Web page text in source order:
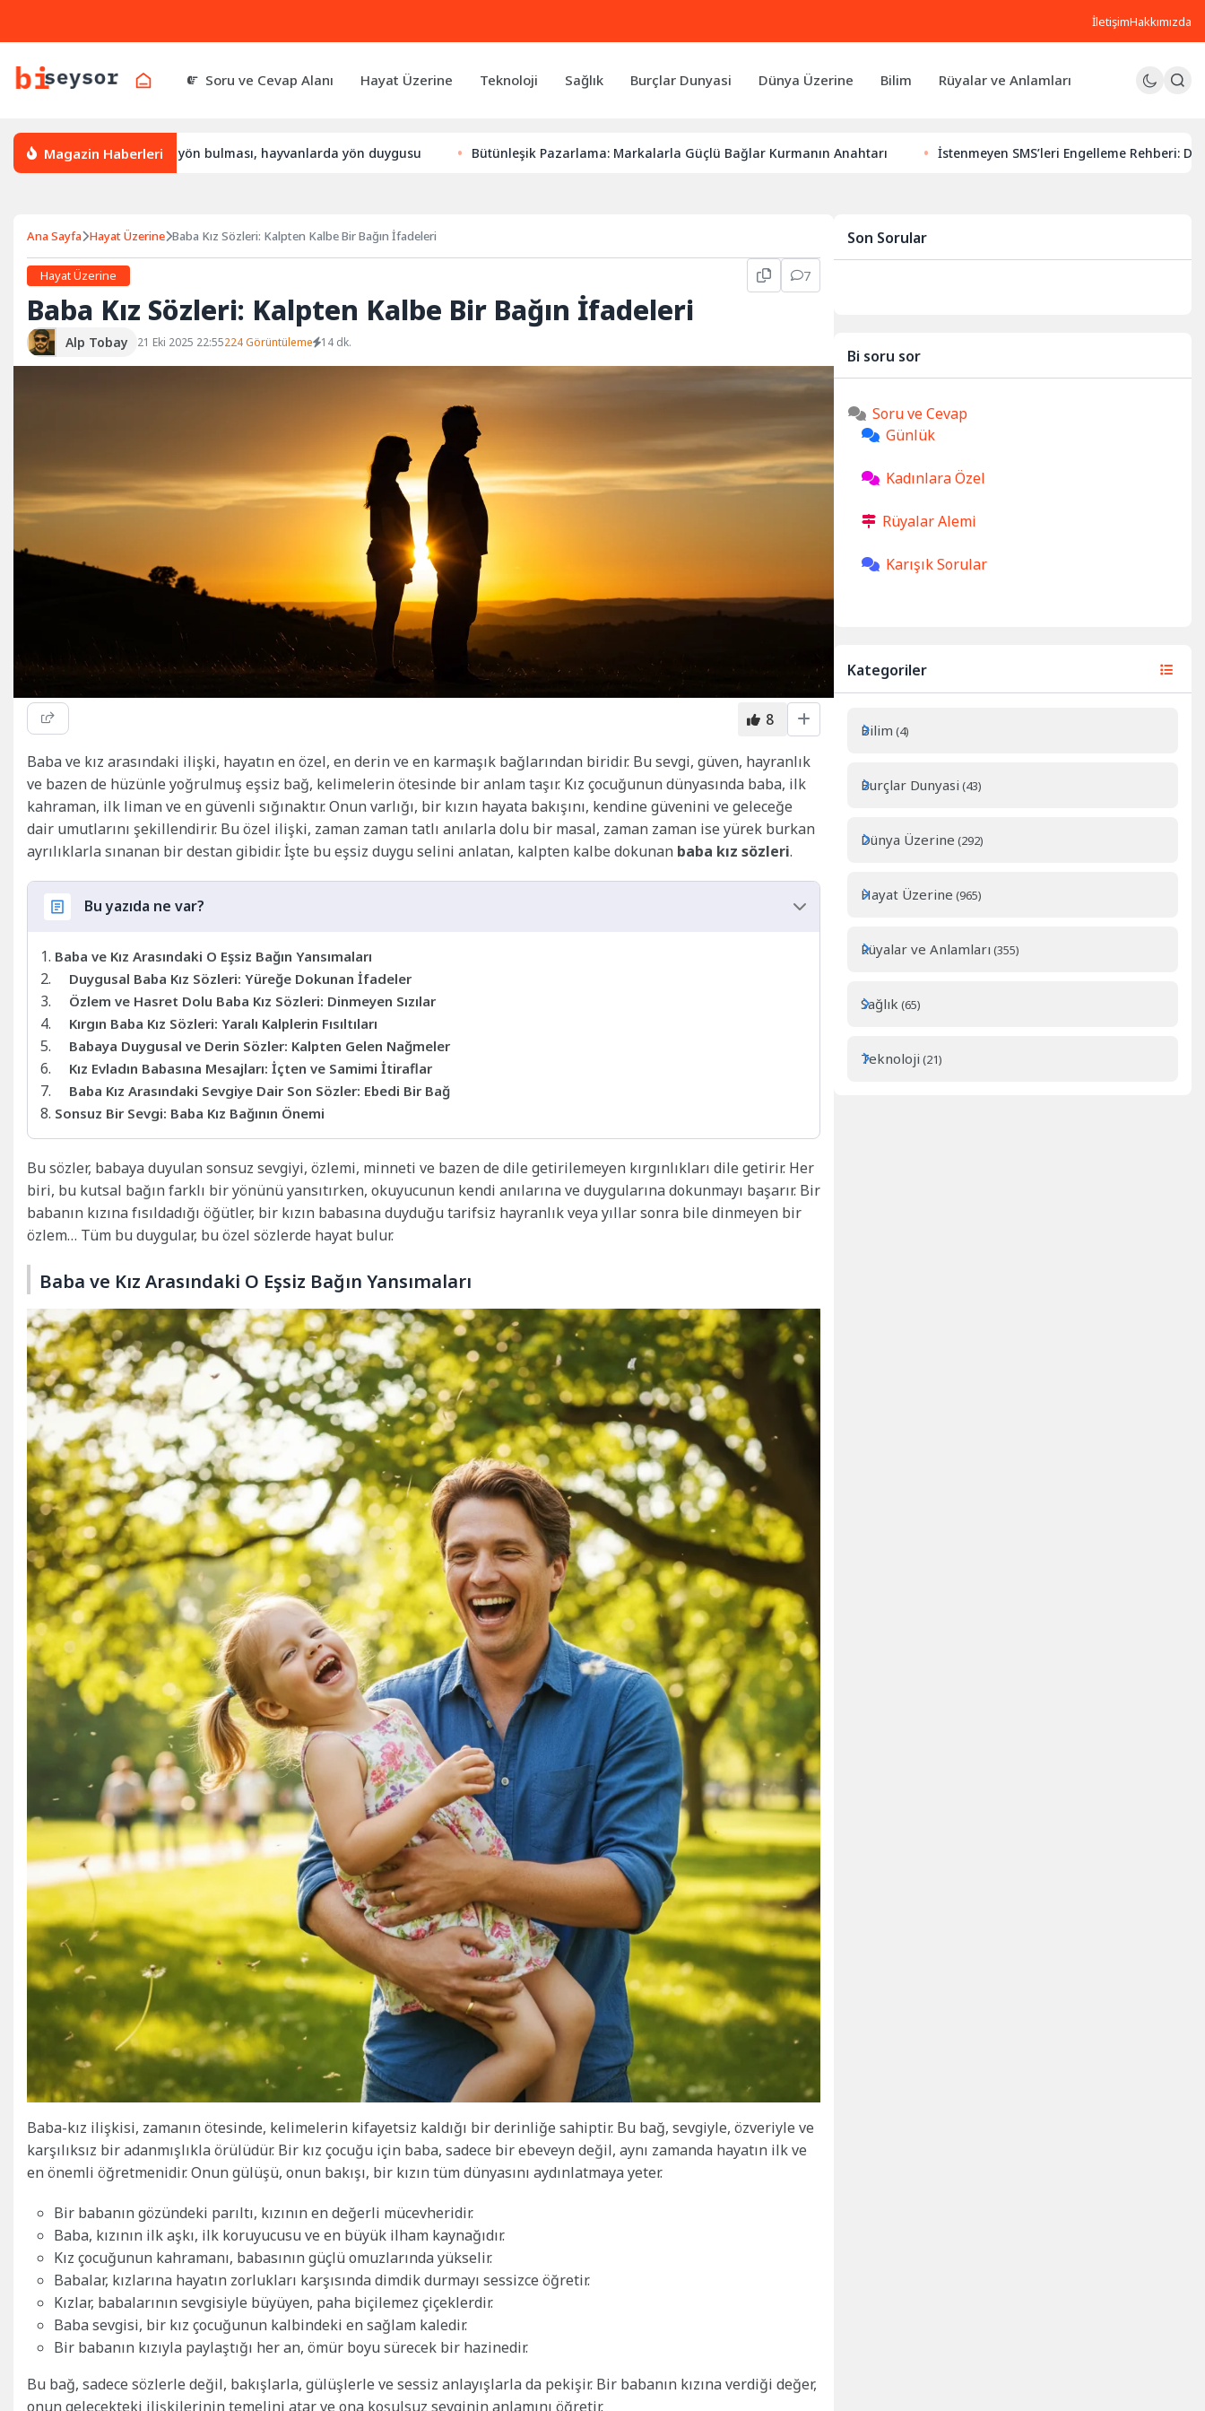
İletişimHakkımızda
Soru ve Cevap Alanı Hayat Üzerine Teknoloji Sağlık Burçlar Dunyasi Dünya Üzerine Bilim Rüyalar ve Anlamları
Magazin Haberleri
bulur, leylek yön bulması, hayvanlarda yön duygusu Bütünleşik Pazarlama: Markalarla Güçlü Bağlar Kurmanın Anahtarı İstenmeyen SMS’leri Engelleme Rehberi: Dijital
Ana Sayfa Hayat Üzerine Baba Kız Sözleri: Kalpten Kalbe Bir Bağın İfadeleri
Hayat Üzerine 7
Baba Kız Sözleri: Kalpten Kalbe Bir Bağın İfadeleri
Alp Tobay 21 Eki 2025 22:55224 Görüntüleme 14 dk.
8
Baba ve kız arasındaki ilişki, hayatın en özel, en derin ve en karmaşık bağlarından biridir. Bu sevgi, güven, hayranlık
ve bazen de hüzünle yoğrulmuş eşsiz bağ, kelimelerin ötesinde bir anlam taşır. Kız çocuğunun dünyasında baba, ilk
kahraman, ilk liman ve en güvenli sığınaktır. Onun varlığı, bir kızın hayata bakışını, kendine güvenini ve geleceğe
dair umutlarını şekillendirir. Bu özel ilişki, zaman zaman tatlı anılarla dolu bir masal, zaman zaman ise yürek burkan
ayrılıklarla sınanan bir destan gibidir. İşte bu eşsiz duygu selini anlatan, kalpten kalbe dokunan baba kız sözleri.
Bu yazıda ne var?
Baba ve Kız Arasındaki O Eşsiz Bağın Yansımaları
Duygusal Baba Kız Sözleri: Yüreğe Dokunan İfadeler
Özlem ve Hasret Dolu Baba Kız Sözleri: Dinmeyen Sızılar
Kırgın Baba Kız Sözleri: Yaralı Kalplerin Fısıltıları
Babaya Duygusal ve Derin Sözler: Kalpten Gelen Nağmeler
Kız Evladın Babasına Mesajları: İçten ve Samimi İtiraflar
Baba Kız Arasındaki Sevgiye Dair Son Sözler: Ebedi Bir Bağ
Sonsuz Bir Sevgi: Baba Kız Bağının Önemi
Bu sözler, babaya duyulan sonsuz sevgiyi, özlemi, minneti ve bazen de dile getirilemeyen kırgınlıkları dile getirir. Her
biri, bu kutsal bağın farklı bir yönünü yansıtırken, okuyucunun kendi anılarına ve duygularına dokunmayı başarır. Bir
babanın kızına fısıldadığı öğütler, bir kızın babasına duyduğu tarifsiz hayranlık veya yıllar sonra bile dinmeyen bir
özlem… Tüm bu duygular, bu özel sözlerde hayat bulur.
Baba ve Kız Arasındaki O Eşsiz Bağın Yansımaları
Baba-kız ilişkisi, zamanın ötesinde, kelimelerin kifayetsiz kaldığı bir derinliğe sahiptir. Bu bağ, sevgiyle, özveriyle ve
karşılıksız bir adanmışlıkla örülüdür. Bir kız çocuğu için baba, sadece bir ebeveyn değil, aynı zamanda hayatın ilk ve
en önemli öğretmenidir. Onun gülüşü, onun bakışı, bir kızın tüm dünyasını aydınlatmaya yeter.
Bir babanın gözündeki parıltı, kızının en değerli mücevheridir.
Baba, kızının ilk aşkı, ilk koruyucusu ve en büyük ilham kaynağıdır.
Kız çocuğunun kahramanı, babasının güçlü omuzlarında yükselir.
Babalar, kızlarına hayatın zorlukları karşısında dimdik durmayı sessizce öğretir.
Kızlar, babalarının sevgisiyle büyüyen, paha biçilemez çiçeklerdir.
Baba sevgisi, bir kız çocuğunun kalbindeki en sağlam kaledir.
Bir babanın kızıyla paylaştığı her an, ömür boyu sürecek bir hazinedir.
Bu bağ, sadece sözlerle değil, bakışlarla, gülüşlerle ve sessiz anlayışlarla da pekişir. Bir babanın kızına verdiği değer,
onun gelecekteki ilişkilerinin temelini atar ve ona koşulsuz sevginin anlamını öğretir.
Son Sorular
Bi soru sor
Soru ve Cevap
Günlük
Kadınlara Özel
Rüyalar Alemi
Karışık Sorular
Kategoriler
Bilim (4)
Burçlar Dunyasi (43)
Dünya Üzerine (292)
Hayat Üzerine (965)
Rüyalar ve Anlamları (355)
Sağlık (65)
Teknoloji (21)